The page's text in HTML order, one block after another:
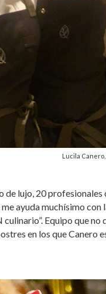
Lucila
de lujo, 20
ayuda muchísimo con
Equipo que
en los que Canero